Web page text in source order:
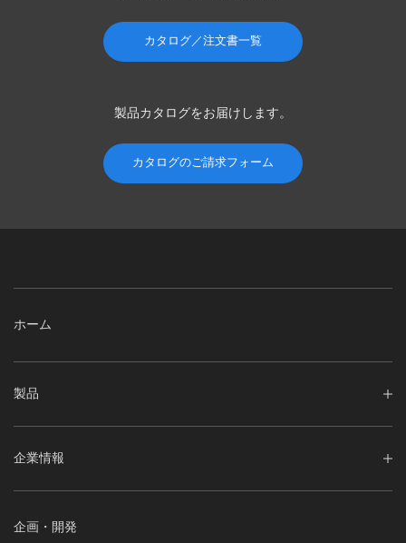
カタログ／注文書一覧
製品カタログをお届けします。
カタログのご請求フォーム
ホーム
製品
企業情報
企画・開発